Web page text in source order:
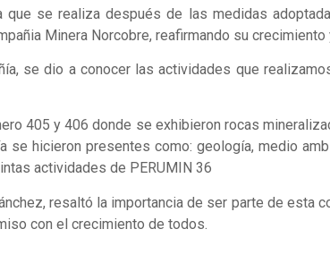
se realiza después de las medidas
Minera Norcobre, reafirmando su
se dio a conocer las actividades que
405 y 406 donde se exhibieron rocas
se hicieron presentes como: geología, medio
actividades de PERUMIN 36
resaltó la importancia de ser parte de esta
con el crecimiento de todos.